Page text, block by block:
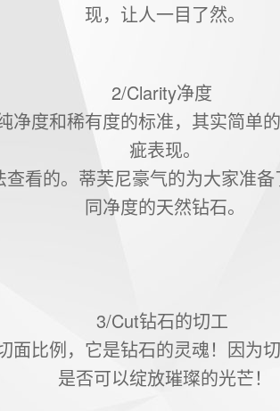
现，让人一目了然。
2/Clarity净度
净度和稀有度的标准，其实简单
疵表现。
看的。蒂芙尼豪气的为大家准
同净度的天然钻石。
3/Cut钻石的切工
面比例，它是钻石的灵魂！因为
是否可以绽放璀璨的光芒！